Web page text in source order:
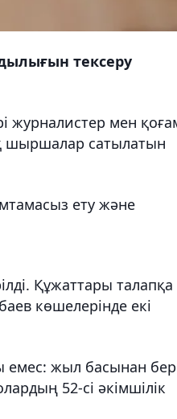
тексеру
журналистер мен
шыршалар сатылатын
ету және
Құжаттары талапқа
көшелерінде екі
емес: жыл басынан
52-сі әкімшілік